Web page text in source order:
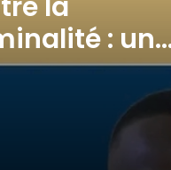
la
: un
de cartes